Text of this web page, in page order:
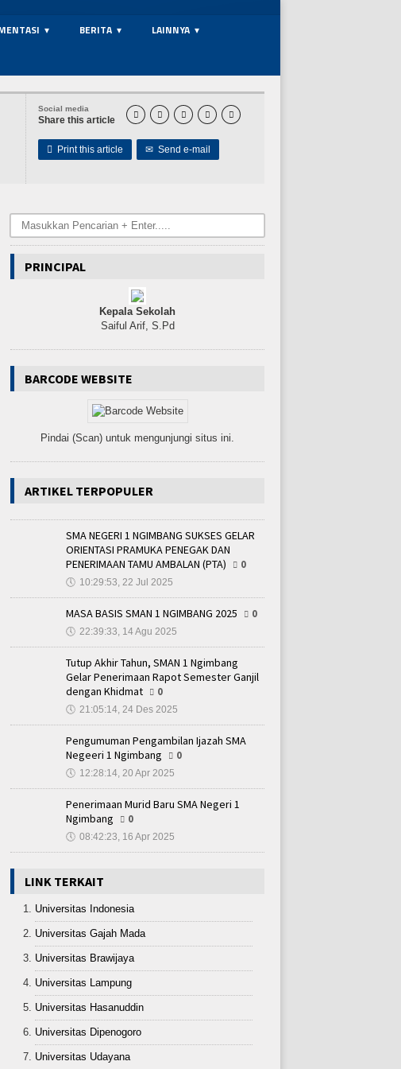
BERITA
LAINNYA
Social media
Share this article     
 Print this article ✉ Send e-mail
PRINCIPAL
Kepala Sekolah
Saiful Arif, S.Pd
BARCODE WEBSITE
Pindai (Scan) untuk mengunjungi situs ini.
ARTIKEL TERPOPULER
SMA NEGERI 1 NGIMBANG SUKSES GELAR
ORIENTASI PRAMUKA PENEGAK DAN
PENERIMAAN TAMU AMBALAN (PTA)
0
🕔 10:29:53, 22 Jul 2025
MASA BASIS SMAN 1 NGIMBANG 2025 0
🕔 22:39:33, 14 Agu 2025
Tutup Akhir Tahun, SMAN 1 Ngimbang
Gelar Penerimaan Rapot Semester Ganjil
dengan Khidmat
0
🕔 21:05:14, 24 Des 2025
Pengumuman Pengambilan Ijazah SMA
Negeeri 1 Ngimbang
0
🕔 12:28:14, 20 Apr 2025
Penerimaan Murid Baru SMA Negeri 1
Ngimbang
0
🕔 08:42:23, 16 Apr 2025
LINK TERKAIT
Universitas Indonesia
Universitas Gajah Mada
Universitas Brawijaya
Universitas Lampung
Universitas Hasanuddin
Universitas Dipenogoro
Universitas Udayana